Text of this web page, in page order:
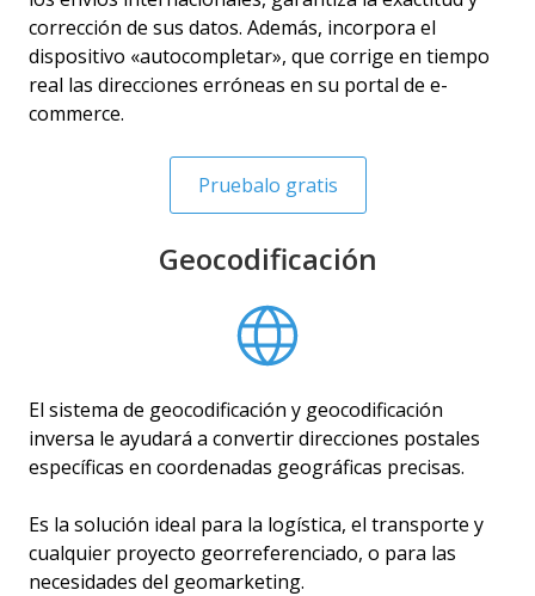
corrección de sus datos. Además, incorpora el
dispositivo «autocompletar», que corrige en tiempo
real las direcciones erróneas en su portal de e-
commerce.
Pruebalo gratis
Geocodificación
El sistema de geocodificación y geocodificación
inversa le ayudará a convertir direcciones postales
específicas en coordenadas geográficas precisas.
Es la solución ideal para la logística, el transporte y
cualquier proyecto georreferenciado, o para las
necesidades del geomarketing.